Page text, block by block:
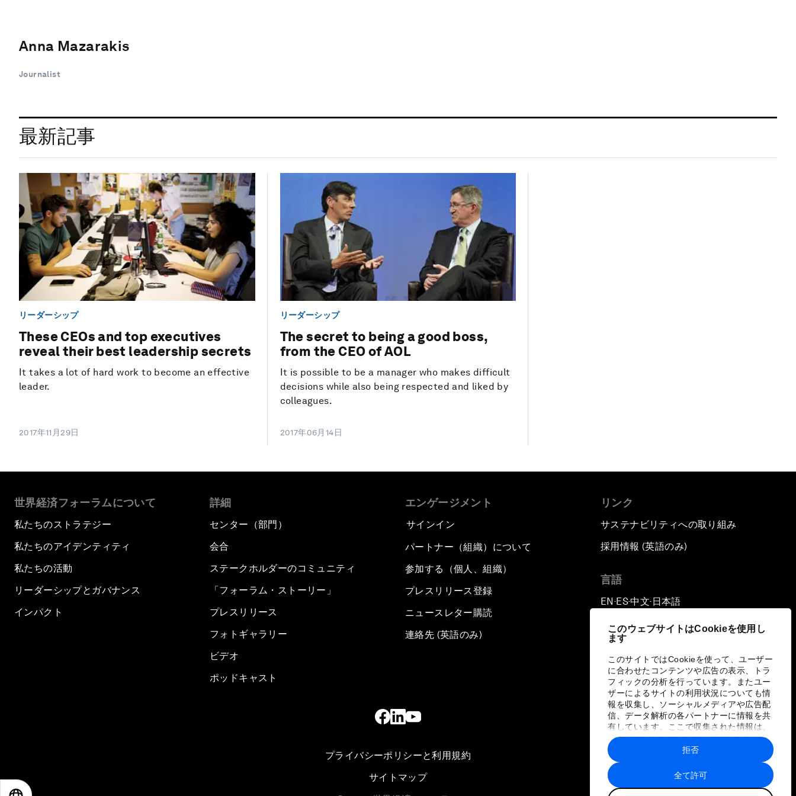
このウェブサイトはCookieを使用し
ます
このサイトではCookieを使って、ユーザー
に合わせたコンテンツや広告の表示、トラ
フィックの分析を行っています。またユー
ザーによるサイトの利用状況についても情
報を収集し、ソーシャルメディアや広告配
信、データ解析の各パートナーに情報を共
有しています。ここで収集された情報は、
ユーザーが各パートナーに提供した他の情
報や各パートナーのサービスを使用した際
に収集された情報と組み合わされ、各パー
トナーによって使用されることがありま
す。
全て許可
拒否
Anna Mazarakis
Journalist
最新記事
リーダーシップ
These CEOs and top executives
reveal their best leadership secrets
It takes a lot of hard work to become an effective
leader.
2017年11月29日
リーダーシップ
The secret to being a good boss,
from the CEO of AOL
It is possible to be a manager who makes difficult
decisions while also being respected and liked by
colleagues.
2017年06月14日
世界経済フォーラムについて
私たちのストラテジー
私たちのアイデンティティ
私たちの活動
リーダーシップとガバナンス
インパクト
詳細
センター（部門）
会合
ステークホルダーのコミュニティ
「フォーラム・ストーリー」
プレスリリース
フォトギャラリー
ビデオ
ポッドキャスト
エンゲージメント
サインイン
パートナー（組織）について
参加する（個人、組織）
プレスリリース登録
ニュースレター購読
連絡先 (英語のみ)
リンク
サステナビリティへの取り組み
採用情報 (英語のみ)
言語
EN ▪ ES▪中文▪ 日本語
プライバシーポリシーと利用規約
サイトマップ